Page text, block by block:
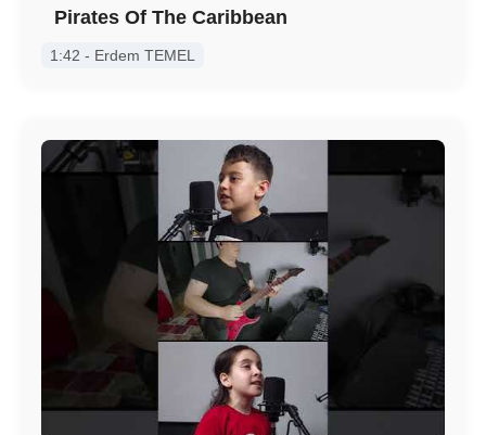
Pirates Of The Caribbean
1:42 - Erdem TEMEL